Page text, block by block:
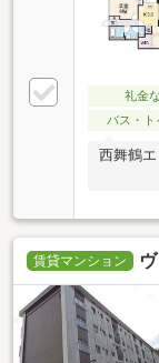
礼金
バス・ト
西舞鶴
賃貸マンション